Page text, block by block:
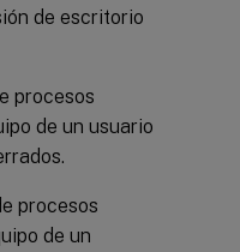
de escritorio
procesos
de un usuario
procesos
de un